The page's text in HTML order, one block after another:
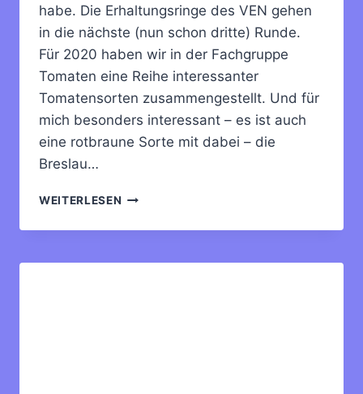
habe. Die Erhaltungsringe des VEN gehen
in die nächste (nun schon dritte) Runde.
Für 2020 haben wir in der Fachgruppe
Tomaten eine Reihe interessanter
Tomatensorten zusammengestellt. Und für
mich besonders interessant – es ist auch
eine rotbraune Sorte mit dabei – die
Breslau…
WEITERLESEN NEUE
FÜR
VOM